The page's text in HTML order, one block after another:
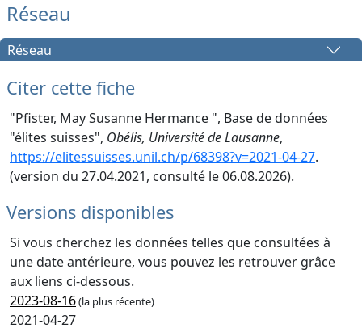
Réseau
Réseau
Citer cette fiche
"Pfister, May Susanne Hermance ", Base de données
"élites suisses", Obélis, Université de Lausanne,
https://elitessuisses.unil.ch/p/68398?v=2021-04-27.
(version du 27.04.2021, consulté le 06.08.2026).
Versions disponibles
Si vous cherchez les données telles que consultées à
une date antérieure, vous pouvez les retrouver grâce
aux liens ci-dessous.
2023-08-16(la plus récente)
2021-04-27